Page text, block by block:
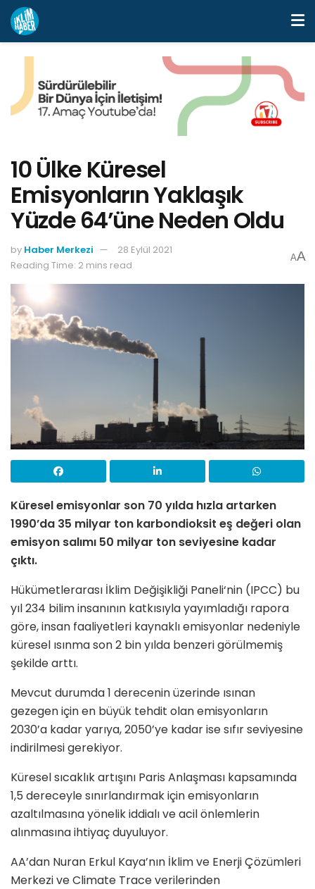
10 Ülke Küresel
Emisyonların Yaklaşık
Yüzde 64’üne Neden Oldu
by Haber Merkezi
28 Eylül 2021
Reading Time: 2 mins read
AA
Küresel emisyonlar son 70 yılda hızla artarken
1990’da 35 milyar ton karbondioksit eş değeri olan
emisyon salımı 50 milyar ton seviyesine kadar
çıktı.
Hükümetlerarası İklim Değişikliği Paneli‘nin (IPCC) bu
yıl 234 bilim insanının katkısıyla yayımladığı rapora
göre, insan faaliyetleri kaynaklı emisyonlar nedeniyle
küresel ısınma son 2 bin yılda benzeri görülmemiş
şekilde arttı.
Mevcut durumda 1 derecenin üzerinde ısınan
gezegen için en büyük tehdit olan emisyonların
2030’a kadar yarıya, 2050’ye kadar ise sıfır seviyesine
indirilmesi gerekiyor.
Küresel sıcaklık artışını Paris Anlaşması kapsamında
1,5 dereceyle sınırlandırmak için emisyonların
azaltılmasına yönelik iddialı ve acil önlemlerin
alınmasına ihtiyaç duyuluyor.
AA’dan Nuran Erkul Kaya’nın İklim ve Enerji Çözümleri
Merkezi ve Climate Trace verilerinden